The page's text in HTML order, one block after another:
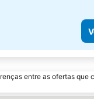
entre as ofertas que